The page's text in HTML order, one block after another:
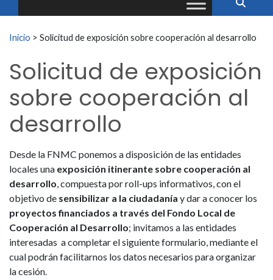
Buscar:
Inicio > Solicitud de exposición sobre cooperación al desarrollo
Solicitud de exposición
sobre cooperación al
desarrollo
Desde la FNMC ponemos a disposición de las entidades
locales una exposición itinerante sobre cooperación al
desarrollo, compuesta por roll-ups informativos, con el
objetivo de sensibilizar a la ciudadanía y dar a conocer los
proyectos financiados a través del Fondo Local de
Cooperación al Desarrollo; invitamos a las entidades
interesadas a completar el siguiente formulario, mediante el
cual podrán facilitarnos los datos necesarios para organizar
la cesión.